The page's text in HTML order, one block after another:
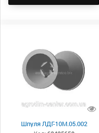
Шпуля ЛДГ-10М.05.002